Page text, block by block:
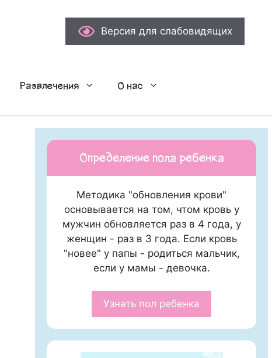
Версия для слабовидящих
Развлечения О нас
Определение пола ребенка
Методика "обновления крови"
основывается на том, чтом кровь у
мужчин обновляется раз в 4 года, у
женщин - раз в 3 года. Если кровь
"новее" у папы - родиться мальчик,
если у мамы - девочка.
Узнать пол ребенка